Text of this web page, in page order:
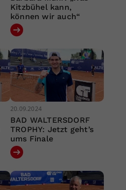
Kitzbühel kann,
können wir auch“
20.09.2024
BAD WALTERSDORF
TROPHY: Jetzt geht’s
ums Finale